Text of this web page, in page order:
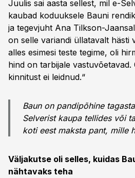
Juulis sai aasta sellest, mil e-
kaubad koduuksele Bauni
ja tegevjuht Ana Tilkson-
on selle variandi üllatavalt hästi
alles esimesi teste tegime, oli
hind on tarbijale
kinnitust ei leidnud.“
Baun on pandipõhine
Selverist kaupa tellides või
koti eest maksta pant, mille
Väljakutse oli selles, kuidas
nähtavaks teha